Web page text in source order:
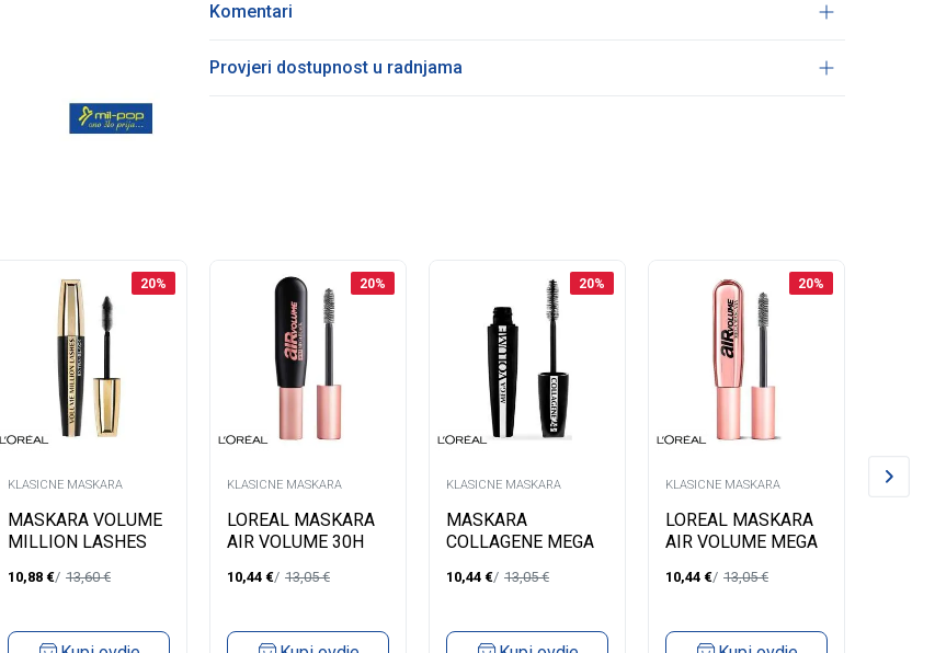
Komentari
Provjeri dostupnost u radnjama
20%
KLASICNE MASKARA
MASKARA VOLUME
MILLION LASHES
10,88 € 13,60€
20%
KLASICNE MASKARA
LOREAL MASKARA
AIR VOLUME 30H
10,44 € 13,05€
20%
KLASICNE MASKARA
MASKARA
COLLAGENE MEGA
10,44 € 13,05€
20%
KLASICNE MASKARA
LOREAL MASKARA
AIR VOLUME MEGA
10,44 € 13,05€